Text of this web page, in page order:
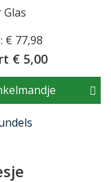
€ 77,98
€ 5,00